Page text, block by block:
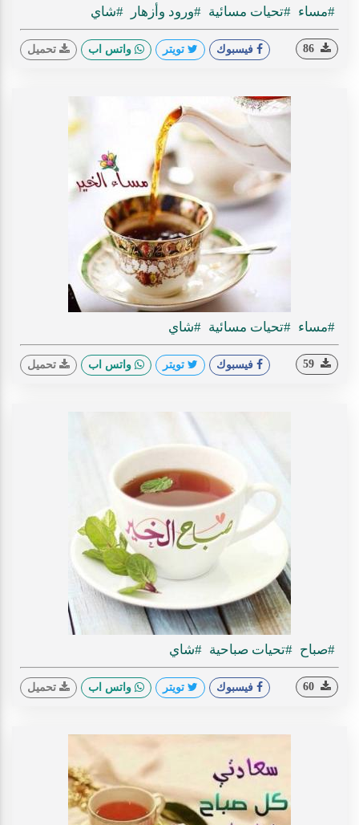
#مساء #تحيات مسائية #ورود وأزهار #شاي
فيسبوك تويتر واتس اب تحميل
#مساء #تحيات مسائية #شاي
فيسبوك تويتر واتس اب تحميل
#صباح #تحيات صباحية #شاي
فيسبوك تويتر واتس اب تحميل